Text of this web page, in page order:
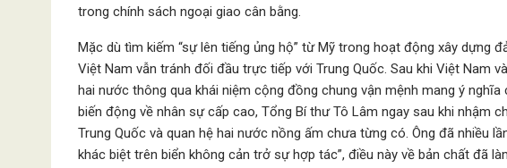
trong chính sách ngoại giao cân bằng.
Mặc dù tìm kiếm “sự lên tiếng ủng hộ” từ Mỹ trong hoạt động xây dựng
Việt Nam vẫn tránh đối đầu trực tiếp với Trung Quốc. Sau khi Việt Nam
hai nước thông qua khái niệm cộng đồng chung vận mệnh mang ý
biến động về nhân sự cấp cao, Tổng Bí thư Tô Lâm ngay sau khi nhậm
Trung Quốc và quan hệ hai nước nồng ấm chưa từng có. Ông đã nhiều
khác biệt trên biển không cản trở sự hợp tác”, điều này về bản chất đã